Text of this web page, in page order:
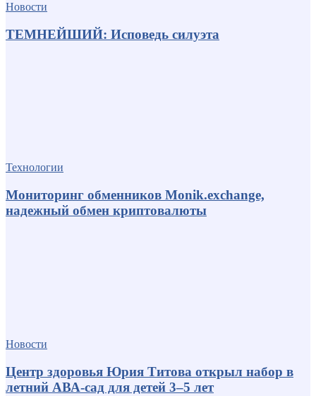
Новости
ТЕМНЕЙШИЙ: Исповедь силуэта
Технологии
Мониторинг обменников Monik.exchange,
надежный обмен криптовалюты
Новости
Центр здоровья Юрия Титова открыл набор в
летний АВА-сад для детей 3–5 лет